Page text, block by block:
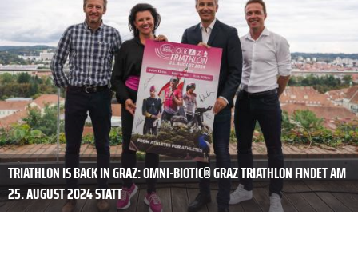
TRIATHLON IS BACK IN GRAZ: OMNI-BIOTIC® GRAZ TRIATHLON FINDET AM
25. AUGUST 2024 STATT